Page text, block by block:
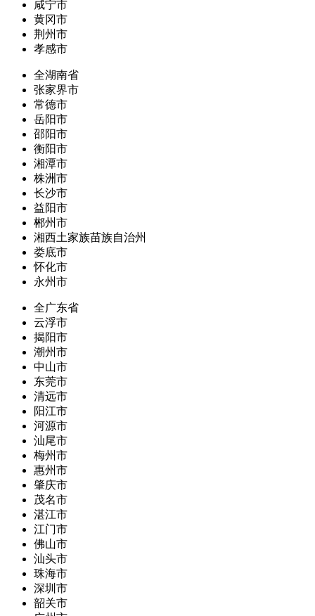
咸宁市
黄冈市
荆州市
孝感市
全湖南省
张家界市
常德市
岳阳市
邵阳市
衡阳市
湘潭市
株洲市
长沙市
益阳市
郴州市
湘西土家族苗族自治州
娄底市
怀化市
永州市
全广东省
云浮市
揭阳市
潮州市
中山市
东莞市
清远市
阳江市
河源市
汕尾市
梅州市
惠州市
肇庆市
茂名市
湛江市
江门市
佛山市
汕头市
珠海市
深圳市
韶关市